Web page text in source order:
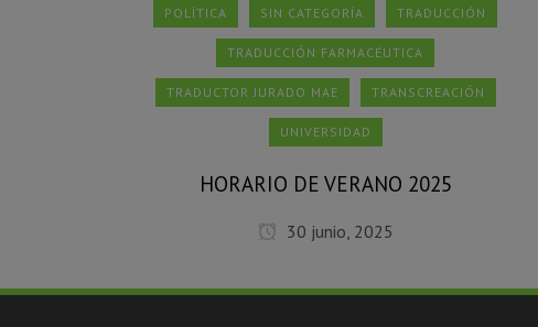
POLÍTICA SIN CATEGORÍA TRADUCCIÓN
TRADUCCIÓN FARMACÉUTICA
TRADUCTOR JURADO MAE TRANSCREACIÓN
UNIVERSIDAD
HORARIO DE VERANO 2025
30 junio, 2025